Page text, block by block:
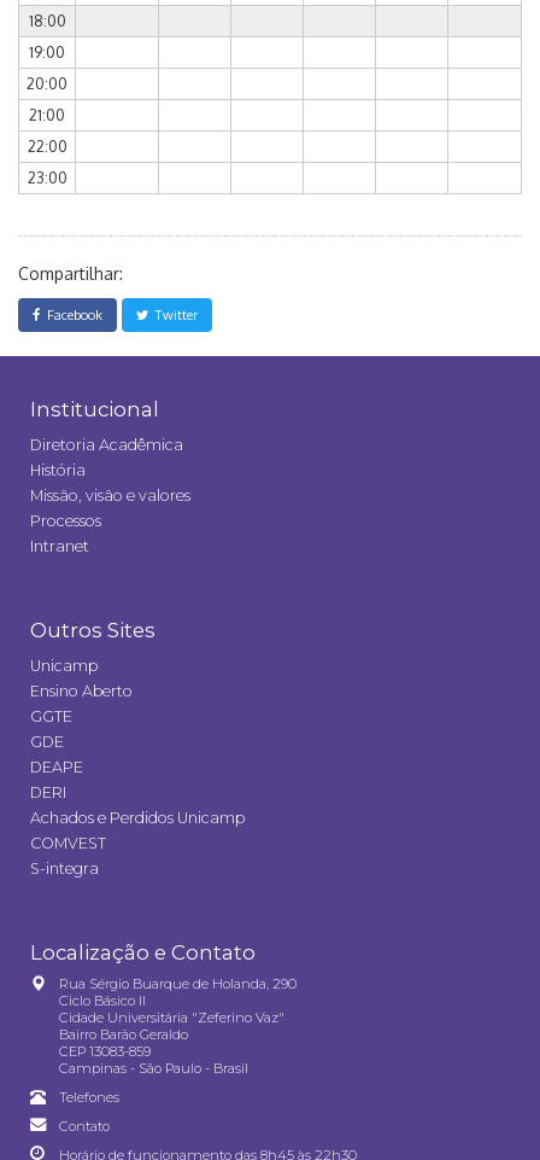
18:00
19:00
20:00
21:00
22:00
23:00
Compartilhar:
Facebook Twitter
Institucional
Diretoria Acadêmica
História
Missão, visão e valores
Processos
Intranet
Outros Sites
Unicamp
Ensino Aberto
GGTE
GDE
DEAPE
DERI
Achados e Perdidos Unicamp
COMVEST
S-integra
Localização e Contato
Rua Sérgio Buarque de Holanda, 290
Ciclo Básico II
Cidade Universitária "Zeferino Vaz"
Bairro Barão Geraldo
CEP 13083-859
Campinas - São Paulo - Brasil
Telefones
Contato
Horário de funcionamento das 8h45 às 22h30